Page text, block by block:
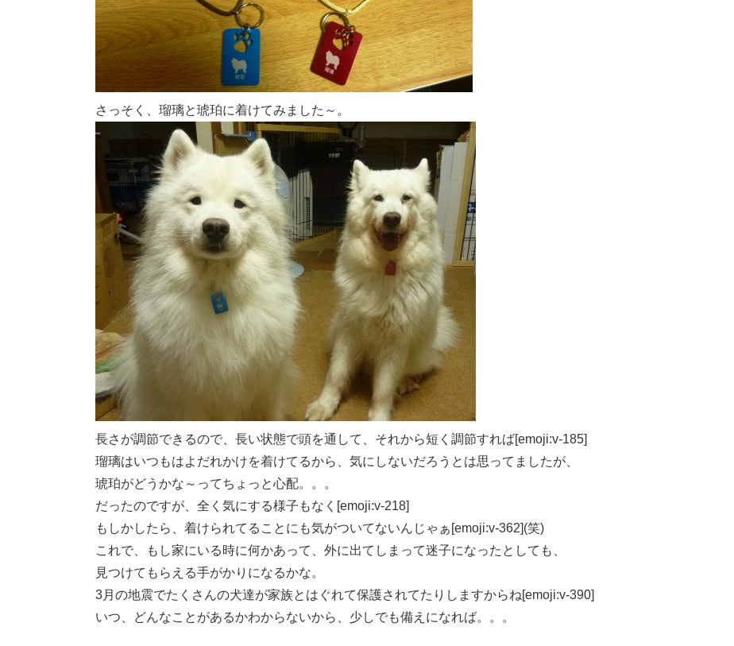
さっそく、瑠璃と琥珀に着けてみました～。
長さが調節できるので、長い状態で頭を通して、それから短く調節すれば[emoji:v-185]
瑠璃はいつもはよだれかけを着けてるから、気にしないだろうとは思ってましたが、
琥珀がどうかな～ってちょっと心配。。。
だったのですが、全く気にする様子もなく[emoji:v-218]
もしかしたら、着けられてることにも気がついてないんじゃぁ[emoji:v-362](笑)
これで、もし家にいる時に何かあって、外に出てしまって迷子になったとしても、
見つけてもらえる手がかりになるかな。
3月の地震でたくさんの犬達が家族とはぐれて保護されてたりしますからね[emoji:v-390]
いつ、どんなことがあるかわからないから、少しでも備えになれば。。。